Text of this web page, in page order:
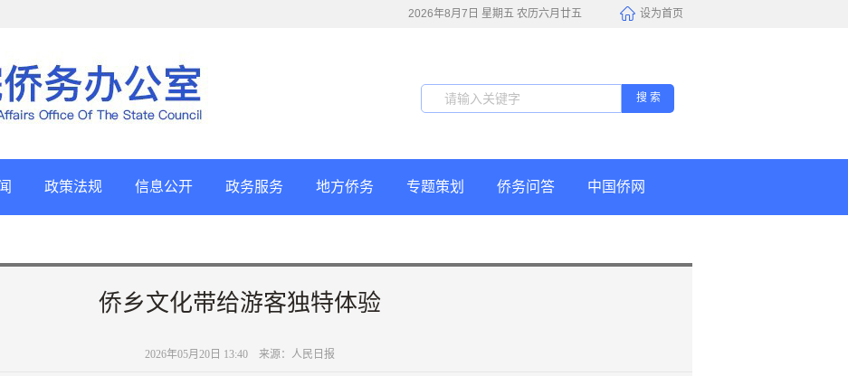
设为首页
2026年8月7日 星期五 农历六月廿五
搜 索
政策法规 信息公开 政务服务 地方侨务 专题策划 侨务问答 中国侨网
侨乡文化带给游客独特体验
2026年05月20日 13:40 来源：人民日报